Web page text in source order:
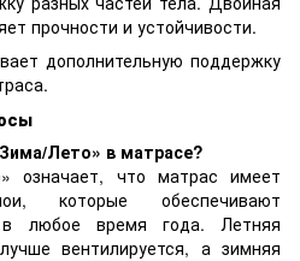
прочности и устойчивости.
дополнительную поддержку
Лето» в матрасе?
означает, что матрас имеет
которые обеспечивают
любое время года. Летняя
вентилируется, а зимняя